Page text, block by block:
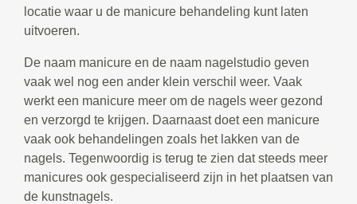
locatie waar u de manicure behandeling kunt laten
uitvoeren.
De naam manicure en de naam nagelstudio geven
vaak wel nog een ander klein verschil weer. Vaak
werkt een manicure meer om de nagels weer gezond
en verzorgd te krijgen. Daarnaast doet een manicure
vaak ook behandelingen zoals het lakken van de
nagels. Tegenwoordig is terug te zien dat steeds meer
manicures ook gespecialiseerd zijn in het plaatsen van
de kunstnagels.